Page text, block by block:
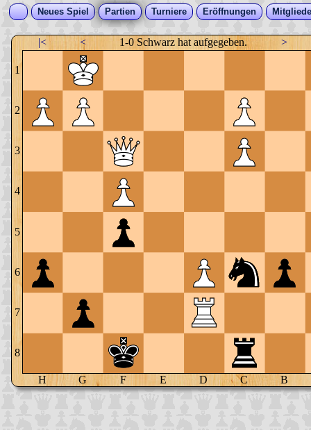
Neues Spiel Partien Turniere Eröffnungen
|< < 1-0 Schwarz hat aufgegeben. >
1
2
3
4
5
6
7
8
H G F E D C B